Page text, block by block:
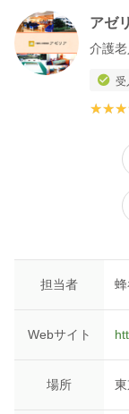
アゼ
介護
受
担当者
Webサイト
場所